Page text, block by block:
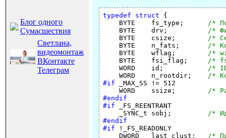
Блог одного
Сумасшествия
Светлана,
видеомонтаж
ВКонтакте
Телеграм
typedef struct {
    BYTE    fs_type;
/*
    BYTE    drv;
/*
    BYTE    csize;
/*
    BYTE    n_fats;
/*
    BYTE    wflag;
/*
    BYTE    fsi_flag;
/*
    WORD    id;
/*
    WORD    n_rootdir;
/*
#if _MAX_SS != 512
    WORD    ssize;
/*
#endif
#if _FS_REENTRANT
    _SYNC_t sobj;
/*
#endif
#if !_FS_READONLY
    DWORD   last_clust;
/*